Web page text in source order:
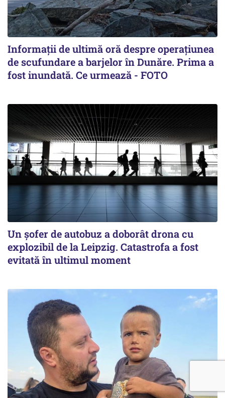
Informații de ultimă oră despre operațiunea
de scufundare a barjelor în Dunăre. Prima a
fost inundată. Ce urmează - FOTO
Un șofer de autobuz a doborât drona cu
explozibil de la Leipzig. Catastrofa a fost
evitată în ultimul moment